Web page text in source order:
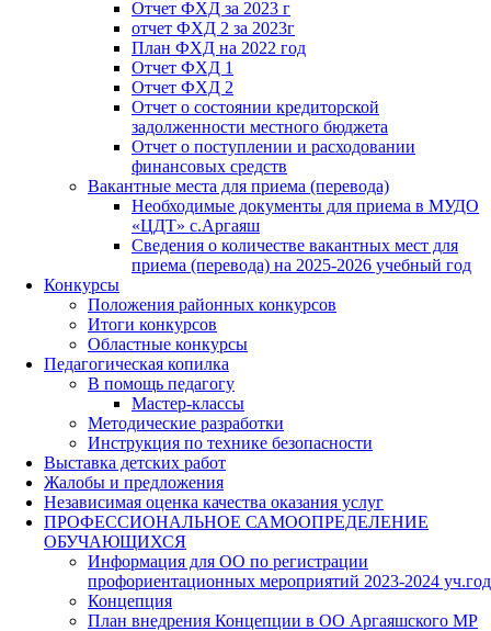
Отчет ФХД за 2023 г
отчет ФХД 2 за 2023г
План ФХД на 2022 год
Отчет ФХД 1
Отчет ФХД 2
Отчет о состоянии кредиторской
задолженности местного бюджета
Отчет о поступлении и расходовании
финансовых средств
Вакантные места для приема (перевода)
Необходимые документы для приема в МУДО
«ЦДТ» с.Аргаяш
Сведения о количестве вакантных мест для
приема (перевода) на 2025-2026 учебный год
Конкурсы
Положения районных конкурсов
Итоги конкурсов
Областные конкурсы
Педагогическая копилка
В помощь педагогу
Мастер-классы
Методические разработки
Инструкция по технике безопасности
Выставка детских работ
Жалобы и предложения
Независимая оценка качества оказания услуг
ПРОФЕССИОНАЛЬНОЕ САМООПРЕДЕЛЕНИЕ
ОБУЧАЮЩИХСЯ
Информация для ОО по регистрации
профориентационных мероприятий 2023-2024 уч.год
Концепция
План внедрения Концепции в ОО Аргаяшского МР